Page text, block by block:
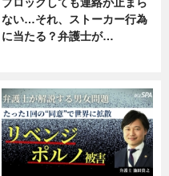
ない…それ、ストーカー行為
に当たる？弁護士が…